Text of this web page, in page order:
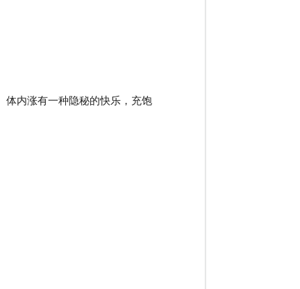
体内涨有一种隐秘的快乐，充饱